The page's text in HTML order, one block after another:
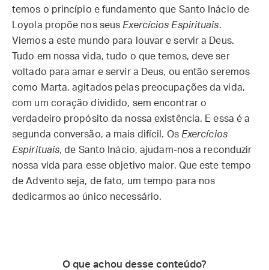
temos o princípio e fundamento que Santo Inácio de
Loyola propõe nos seus Exercícios Espirituais.
Viemos a este mundo para louvar e servir a Deus.
Tudo em nossa vida, tudo o que temos, deve ser
voltado para amar e servir a Deus, ou então seremos
como Marta, agitados pelas preocupações da vida,
com um coração dividido, sem encontrar o
verdadeiro propósito da nossa existência. E essa é a
segunda conversão, a mais difícil. Os Exercícios
Espirituais, de Santo Inácio, ajudam-nos a reconduzir
nossa vida para esse objetivo maior. Que este tempo
de Advento seja, de fato, um tempo para nos
dedicarmos ao único necessário.
O que achou desse conteúdo?